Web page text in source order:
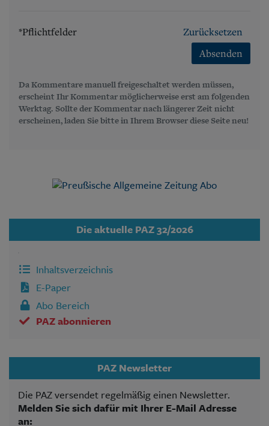
*Pflichtfelder
Zurücksetzen
Absenden
Da Kommentare manuell freigeschaltet werden müssen,
erscheint Ihr Kommentar möglicherweise erst am folgenden
Werktag. Sollte der Kommentar nach längerer Zeit nicht
erscheinen, laden Sie bitte in Ihrem Browser diese Seite neu!
Die aktuelle PAZ 32/2026
Inhaltsverzeichnis
E-Paper
Abo Bereich
PAZ abonnieren
PAZ Newsletter
Die PAZ versendet regelmäßig einen Newsletter.
Melden Sie sich dafür mit Ihrer E-Mail Adresse
an: